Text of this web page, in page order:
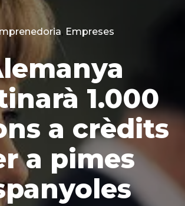
Categories
, Empreses
1.000
a crèdits
a pimes